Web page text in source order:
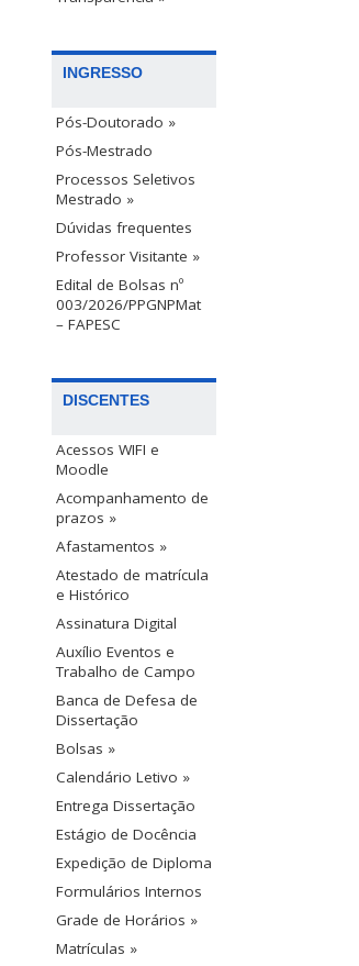
INGRESSO
Pós-Doutorado »
Pós-Mestrado
Processos Seletivos
Mestrado »
Dúvidas frequentes
Professor Visitante »
Edital de Bolsas nº
003/2026/PPGNPMat
– FAPESC
DISCENTES
Acessos WIFI e
Moodle
Acompanhamento de
prazos »
Afastamentos »
Atestado de matrícula
e Histórico
Assinatura Digital
Auxílio Eventos e
Trabalho de Campo
Banca de Defesa de
Dissertação
Bolsas »
Calendário Letivo »
Entrega Dissertação
Estágio de Docência
Expedição de Diploma
Formulários Internos
Grade de Horários »
Matrículas »